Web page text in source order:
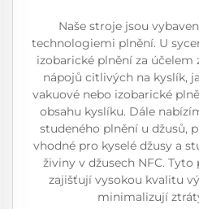
Naše stroje jsou
technologiemi plnění. U
izobarické plnění za účelem
nápojů citlivých na kyslík,
vakuové nebo izobarické
obsahu kyslíku. Dále
studeného plnění u džusů,
vhodné pro kyselé džusy a
živiny v džusech NFC.
zajišťují vysokou kvalitu
minimalizují